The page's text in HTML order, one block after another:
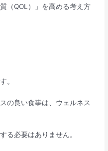
（QOL）」を高める考え方
。
の良い食事は、ウェルネス
る必要はありません。